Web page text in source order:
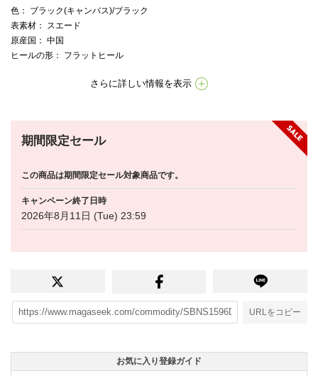
色 ： ブラック(キャンバス)/ブラック
表素材 ： スエード
原産国 ： 中国
ヒールの形 ： フラットヒール
さらに詳しい情報を表示
期間限定セール
この商品は期間限定セール対象商品です。
キャンペーン終了日時
2026年8月11日 (Tue) 23:59
URLをコピー
お気に入り登録ガイド